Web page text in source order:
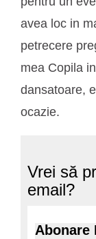
avea loc in
petrecere
mea Copila
dansatoare,
ocazie.
Vrei să
email?
Abonare